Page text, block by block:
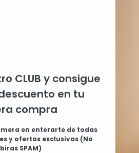
CLUB y consigue
en tu
compra
en enterarte de todas
y ofertas exclusivas (No
SPAM)